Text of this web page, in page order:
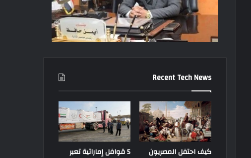
Recent Tech News
كيف احتفل المصريون
5 قوافل إماراتية تعبر